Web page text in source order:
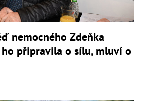
nemocného Zdeňka
ho připravila o sílu, mluví o